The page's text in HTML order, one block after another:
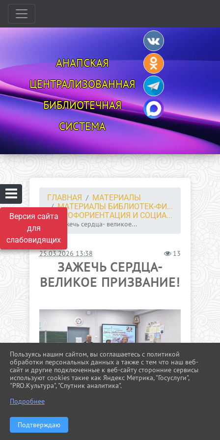
Версия сайта
для
слабовидящих
АНАПСКАЯ
ЦЕНТРАЛИЗОВАННАЯ
БИБЛИОТЕЧНАЯ
СИСТЕМА
ГЛАВНАЯ
МАТЕРИАЛЫ
МАТЕРИАЛЫ БИБЛИОТЕК-ФИ...
ПРОФОРИЕНТАЦИЯ И СОЦИА...
Зажечь сердца- великое...
25.03.2026 13:38 13
ЗАЖЕЧЬ СЕРДЦА-
ВЕЛИКОЕ ПРИЗВАНИЕ!
Пользуясь нашим сайтом, вы соглашаетесь с политикой
обработки персональных данных а также с тем что наш веб-
сайт и другие подключенные к веб-сайту сторонние сервисы
используют cookies такие как Яндекс Метрика, "Госуслуги",
"PRO.Культура", "Спутник аналитика".
Подробнее
Подтверждаю